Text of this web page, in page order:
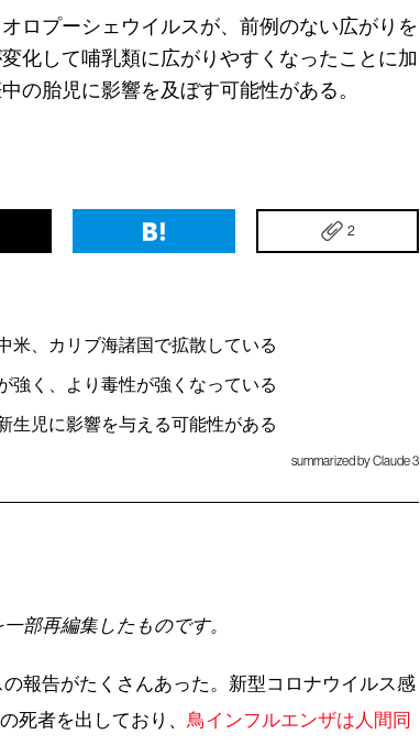
ロプーシェウイルスが、前例のない広がりを
化して哺乳類に広がりやすくなったことに加
の胎児に影響を及ぼす可能性がある。
2
米、カリブ海諸国で拡散している
強く、より毒性が強くなっている
生児に影響を与える可能性がある
summarized by Claude 3
部再編集したものです。
報告がたくさんあった。新型コロナウイルス感
死者を出しており、 鳥インフルエンザは人間同